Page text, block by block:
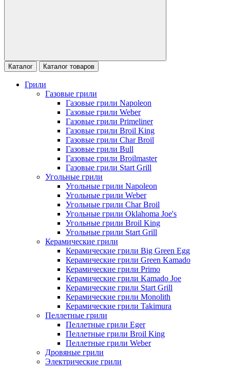
Каталог Каталог товаров
Грили
Газовые грили
Газовые грили Napoleon
Газовые грили Weber
Газовые грили Primeliner
Газовые грили Broil King
Газовые грили Char Broil
Газовые грили Bull
Газовые грили Broilmaster
Газовые грили Start Grill
Угольные грили
Угольные грили Napoleon
Угольные грили Weber
Угольные грили Char Broil
Угольные грили Oklahoma Joe's
Угольные грили Broil King
Угольные грили Start Grill
Керамические грили
Керамические грили Big Green Egg
Керамические грили Green Kamado
Керамические грили Primo
Керамические грили Kamado Joe
Керамические грили Start Grill
Керамические грили Monolith
Керамические грили Takimura
Пеллетные грили
Пеллетные грили Eger
Пеллетные грили Broil King
Пеллетные грили Weber
Дровяные грили
Электрические грили